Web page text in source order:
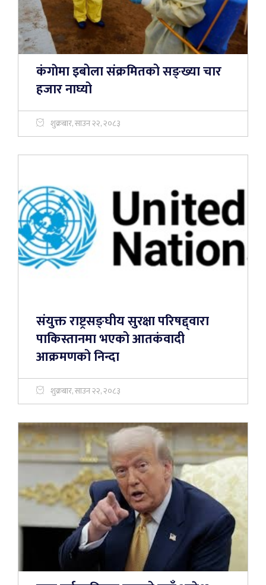
कंगाेमा इबोला संक्रमितको सङ्ख्या चार
हजार नाघ्यो
शुक्रबार, साउन २२, २०८३
संयुक्त राष्ट्रसङ्घीय सुरक्षा परिषद्द्वारा
पाकिस्तानमा भएको आतकंवादी
आक्रमणको निन्दा
शुक्रबार, साउन २२, २०८३